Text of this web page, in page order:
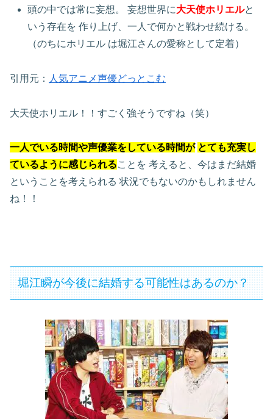
頭の中では常に妄想。
妄想世界に大天使ホリエルと
いう存在を 作り上げ、一人で何かと戦わせ続ける。
（のちにホリエル は堀江さんの愛称として定着）
引用元： 人気アニメ声優どっとこむ
大天使ホリエル！！すごく強そうですね（笑）
一人でいる時間や声優業をしている時間が とても充実し
ているように感じられることを 考えると、今はまだ結婚
ということを考えられる 状況でもないのかもしれません
ね！！
堀江瞬が今後に結婚する可能性はあるのか？